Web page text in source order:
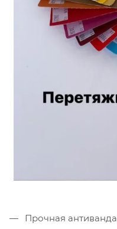
Прочная